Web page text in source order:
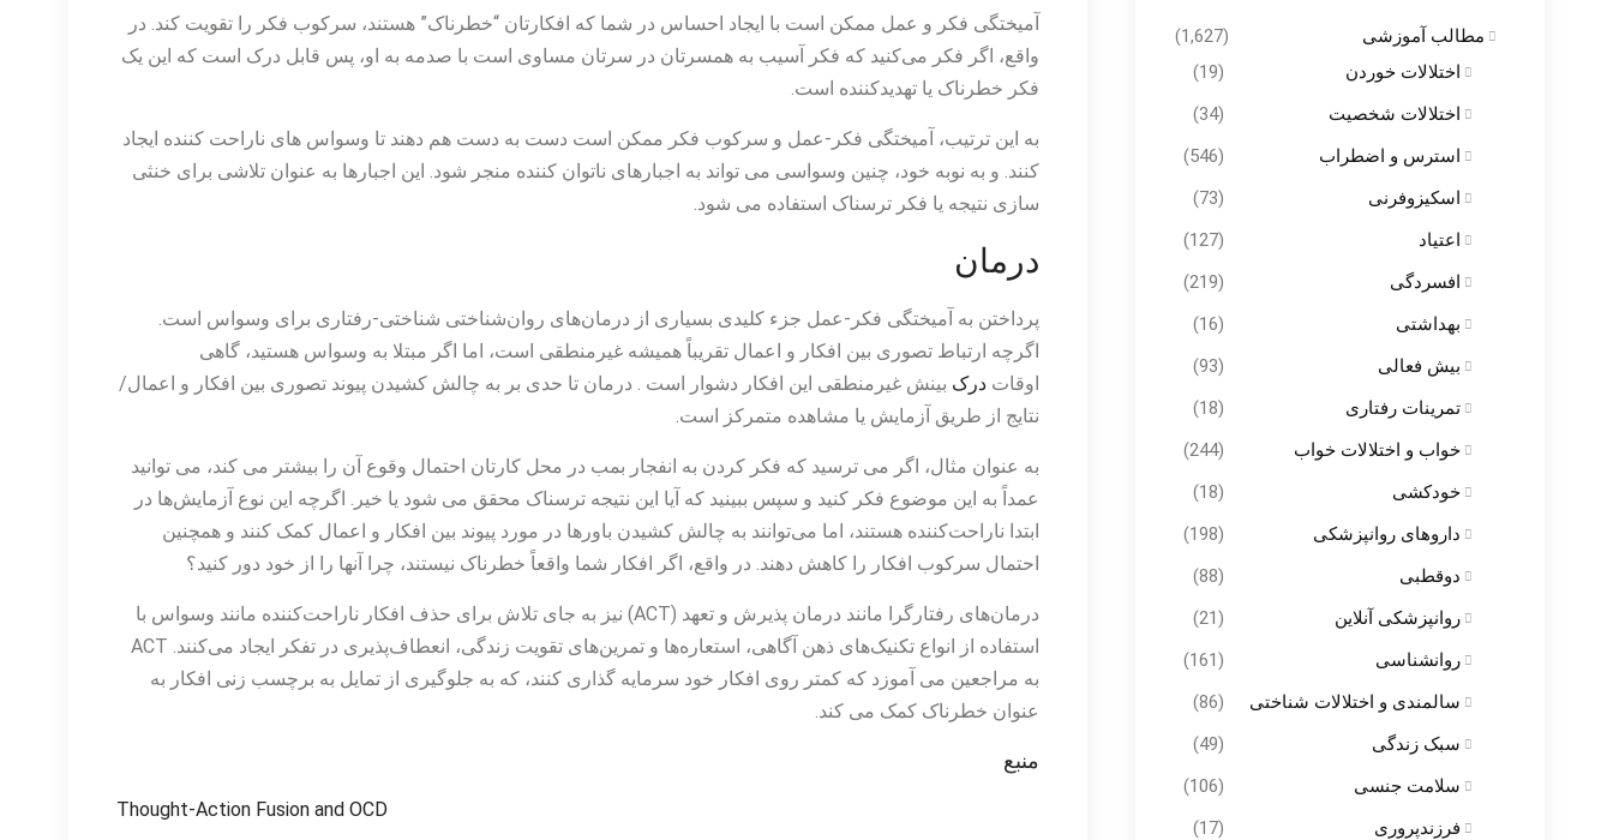
آمیختگی فکر و عمل ممکن است با ایجاد احساس در شما که افکارتان “خطرناک” هستند، سرکوب فکر را تقویت کند. در
واقع، اگر فکر می‌کنید که فکر آسیب به همسرتان در سرتان مساوی است با صدمه به او، پس قابل درک است که این یک
فکر خطرناک یا تهدیدکننده است.
به این ترتیب، آمیختگی فکر-عمل و سرکوب فکر ممکن است دست به دست هم دهند تا وسواس های ناراحت کننده ایجاد
کنند. و به نوبه خود، چنین وسواسی می تواند به اجبارهای ناتوان کننده منجر شود. این اجبارها به عنوان تلاشی برای خنثی
سازی نتیجه یا فکر ترسناک استفاده می شود.
درمان
پرداختن به آمیختگی فکر-عمل جزء کلیدی بسیاری از درمان‌های روان‌شناختی شناختی-رفتاری برای وسواس است.
اگرچه ارتباط تصوری بین افکار و اعمال تقریباً همیشه غیرمنطقی است، اما اگر مبتلا به وسواس هستید، گاهی
اوقات درک بینش غیرمنطقی این افکار دشوار است . درمان تا حدی بر به چالش کشیدن پیوند تصوری بین افکار و اعمال/
نتایج از طریق آزمایش یا مشاهده متمرکز است.
به عنوان مثال، اگر می ترسید که فکر کردن به انفجار بمب در محل کارتان احتمال وقوع آن را بیشتر می کند، می توانید
عمداً به این موضوع فکر کنید و سپس ببینید که آیا این نتیجه ترسناک محقق می شود یا خیر. اگرچه این نوع آزمایش‌ها در
ابتدا ناراحت‌کننده هستند، اما می‌توانند به چالش کشیدن باورها در مورد پیوند بین افکار و اعمال کمک کنند و همچنین
احتمال سرکوب افکار را کاهش دهند. در واقع، اگر افکار شما واقعاً خطرناک نیستند، چرا آنها را از خود دور کنید؟
درمان‌های رفتارگرا مانند درمان پذیرش و تعهد (ACT) نیز به جای تلاش برای حذف افکار ناراحت‌کننده مانند وسواس با
استفاده از انواع تکنیک‌های ذهن آگاهی، استعاره‌ها و تمرین‌های تقویت زندگی، انعطاف‌پذیری در تفکر ایجاد می‌کنند. ACT
به مراجعین می آموزد که کمتر روی افکار خود سرمایه گذاری کنند، که به جلوگیری از تمایل به برچسب زنی افکار به
عنوان خطرناک کمک می کند.
منبع
Thought-Action Fusion and OCD
مطالب آموزشی
(1,627)
اختلالات خوردن
(19)
اختلالات شخصیت
(34)
استرس و اضطراب
(546)
اسکیزوفرنی
(73)
اعتیاد
(127)
افسردگی
(219)
بهداشتی
(16)
بیش فعالی
(93)
تمرینات رفتاری
(18)
خواب و اختلالات خواب
(244)
خودکشی
(18)
داروهای روانپزشکی
(198)
دوقطبی
(88)
روانپزشکی آنلاین
(21)
روانشناسی
(161)
سالمندی و اختلالات شناختی
(86)
سبک زندگی
(49)
سلامت جنسی
(106)
فرزندپروری
(17)